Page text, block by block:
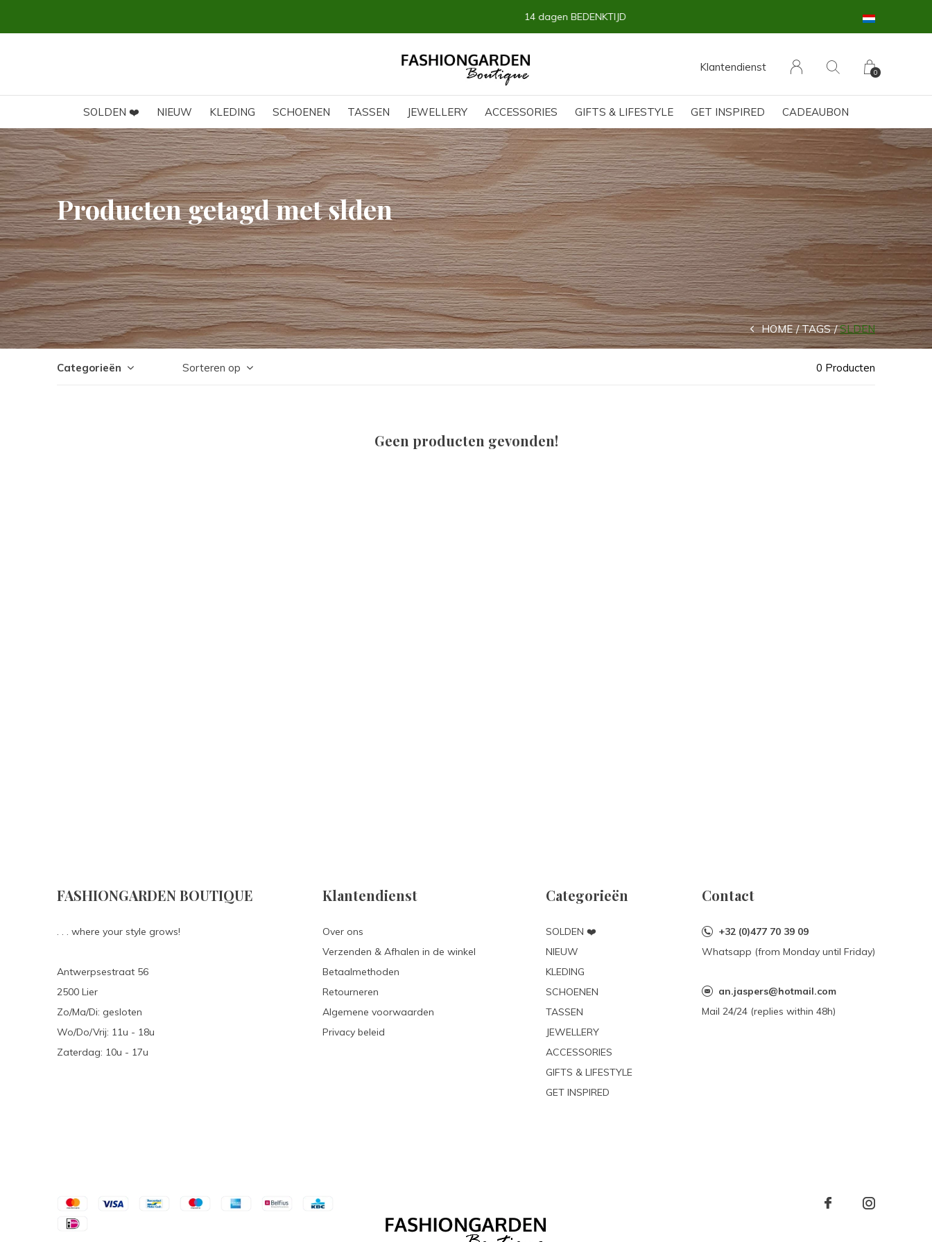
SOLDEN ❤️ NIEUW KLEDING SCHOENEN TASSEN JEWELLERY ACCESSORIES GIFTS & LIFESTYLE GET INSPIRED CADEAUBON
Klantendienst 0
Producten getagd met slden
HOME TAGS SLDEN
Categorieën Sorteren op 0 Producten
Geen producten gevonden!
FASHIONGARDEN BOUTIQUE
. . . where your style grows!
Antwerpsestraat 56
2500 Lier
Zo/Ma/Di: gesloten
Wo/Do/Vrij: 11u - 18u
Zaterdag: 10u - 17u
Klantendienst
Over ons
Verzenden & Afhalen in de winkel
Betaalmethoden
Retourneren
Algemene voorwaarden
Privacy beleid
Categorieën
SOLDEN ❤️
NIEUW
KLEDING
SCHOENEN
TASSEN
JEWELLERY
ACCESSORIES
GIFTS & LIFESTYLE
GET INSPIRED
Contact
+32 (0)477 70 39 09
Whatsapp (from Monday until Friday)
an.jaspers@hotmail.com
Mail 24/24 (replies within 48h)